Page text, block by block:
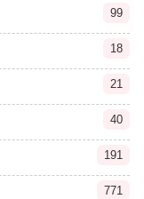
99
18
21
40
191
771